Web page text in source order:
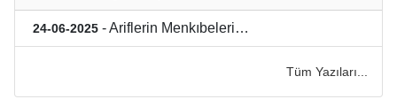
24-06-2025 - Ariflerin Menkıbeleri…
Tüm Yazıları...